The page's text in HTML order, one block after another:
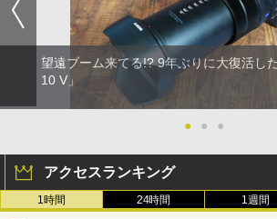
望遠ブーム来てる!? 9年ぶりに大復活し
10 V」
● ● ●
アクセスランキング
1時間 24時間 1週間